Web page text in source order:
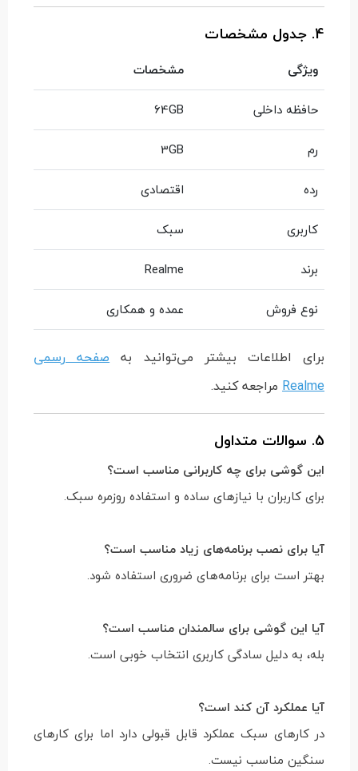
4. جدول مشخصات
ویژگی
مشخصات
حافظه داخلی
64GB
رم
3GB
رده
اقتصادی
کاربری
سبک
برند
Realme
نوع فروش
عمده و همکاری
برای اطلاعات بیشتر می‌توانید بهصفحه رسمی
Realme مراجعه کنید.
5. سوالات متداول
این گوشی برای چه کاربرانی مناسب است؟
برای کاربران با نیازهای ساده و استفاده روزمره سبک.
آیا برای نصب برنامه‌های زیاد مناسب است؟
بهتر است برای برنامه‌های ضروری استفاده شود.
آیا این گوشی برای سالمندان مناسب است؟
بله، به دلیل سادگی کاربری انتخاب خوبی است.
آیا عملکرد آن کند است؟
در کارهای سبک عملکرد قابل قبولی دارد اما برای کارهای
سنگین مناسب نیست.